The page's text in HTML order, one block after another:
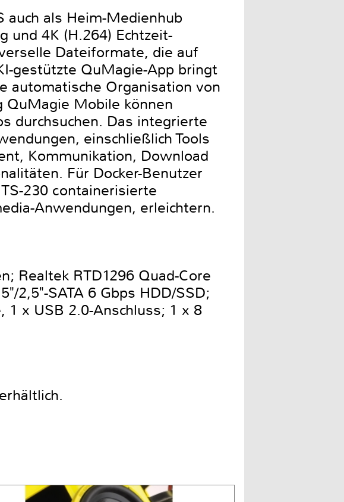
auch als Heim-Medienhub
4K (H.264) Echtzeit-
Dateiformate, die auf
gestützte QuMagie-App bringt
automatische Organisation von
QuMagie Mobile können
durchsuchen. Das integrierte
einschließlich Tools
Kommunikation, Download
Für Docker-Benutzer
230 containerisierte
Anwendungen, erleichtern.
Realtek RTD1296 Quad-Core
2,5"-SATA 6 Gbps HDD/SSD;
1 x USB 2.0-Anschluss; 1 x 8